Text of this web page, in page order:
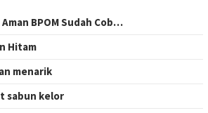
BPOM Sudah Cob…
Hitam
menarik
sabun kelor